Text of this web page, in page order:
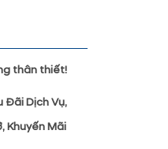
thân thiết!
Đãi Dịch Vụ,
Khuyến Mãi